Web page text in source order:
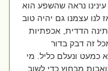
נראה שהשפע הוא
עצמנו גם יהיה טוב
הדדית, אכפתיות
זה דבק בדור
ונעלם כליל. מי
מבחוץ כדי לשוב